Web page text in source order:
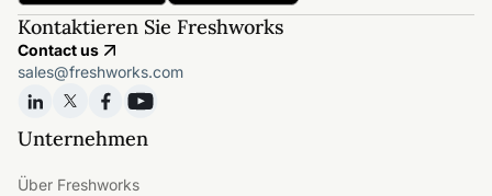
Kontaktieren Sie Freshworks
Contact us
sales@freshworks.com
Unternehmen
Über Freshworks